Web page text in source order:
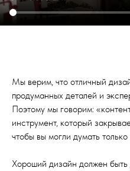
Мы верим, что отличный
продуманных деталей и
Поэтому мы говорим:
инструмент, который
чтобы вы могли думать
Хороший дизайн должен быть